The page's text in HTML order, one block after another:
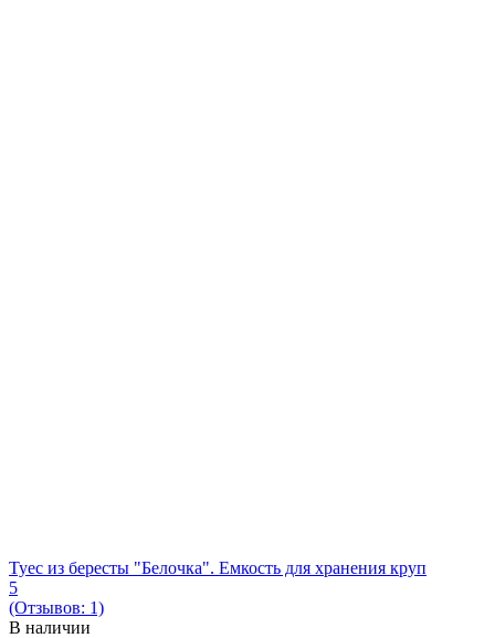
Туес из бересты "Белочка". Емкость для хранения круп
5
(Отзывов: 1)
В наличии